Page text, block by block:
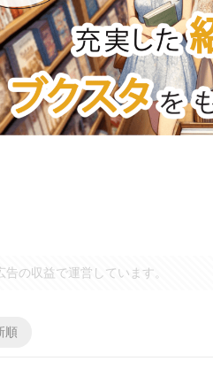
の収益で運営しています。
順